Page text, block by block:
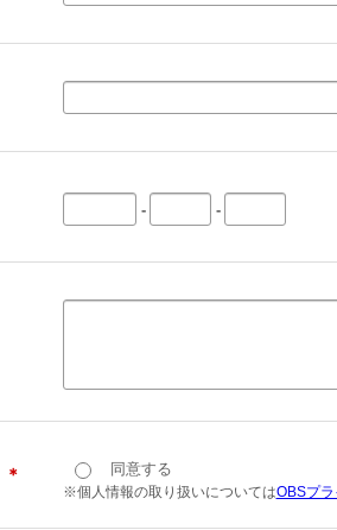
- -
＊ 同意する
※個人情報の取り扱いについてはOBSプ